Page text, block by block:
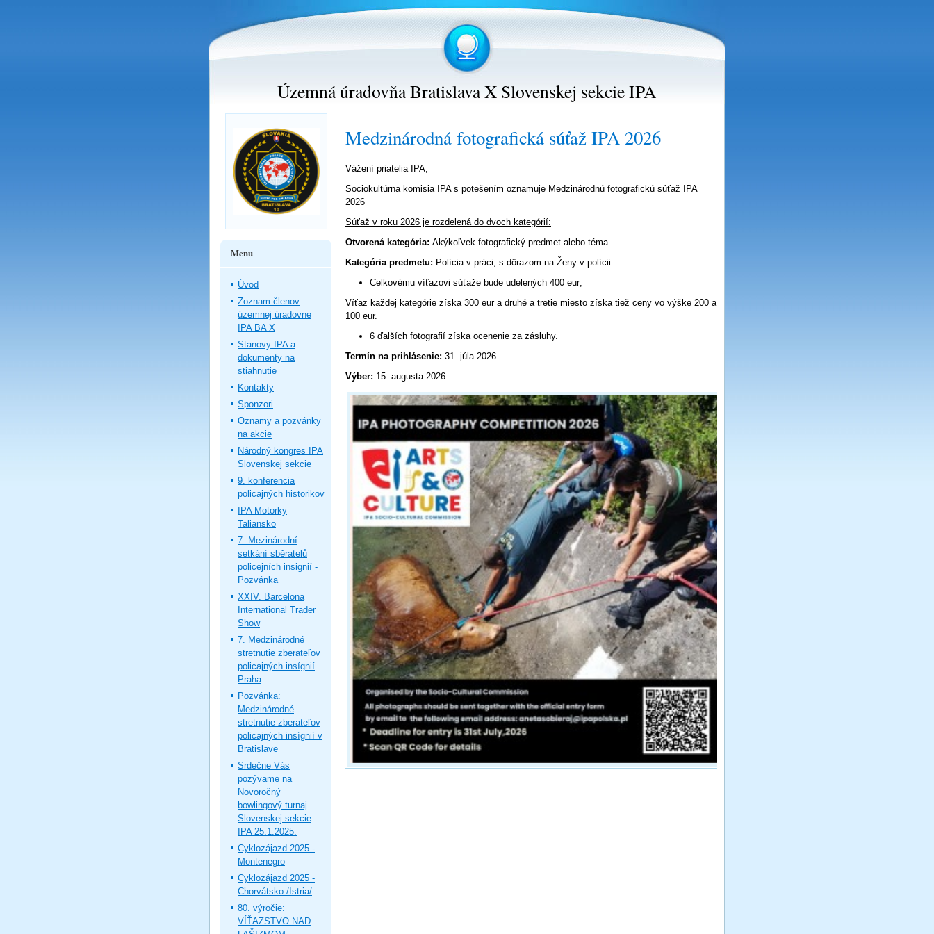
Územná úradovňa Bratislava X Slovenskej sekcie IPA
Medzinárodná fotografická súťaž IPA 2026
Vážení priatelia IPA,
Sociokultúrna komisia IPA s potešením oznamuje Medzinárodnú fotografickú súťaž IPA
2026
Súťaž v roku 2026 je rozdelená do dvoch kategórií:
Otvorená kategória: Akýkoľvek fotografický predmet alebo téma
Kategória predmetu: Polícia v práci, s dôrazom na Ženy v polícii
Celkovému víťazovi súťaže bude udelených 400 eur;
Víťaz každej kategórie získa 300 eur a druhé a tretie miesto získa tiež ceny vo výške 200 a
100 eur.
6 ďalších fotografií získa ocenenie za zásluhy.
Termín na prihlásenie: 31. júla 2026
Výber: 15. augusta 2026
Menu
Úvod
Zoznam členov
územnej úradovne
IPA BA X
Stanovy IPA a
dokumenty na
stiahnutie
Kontakty
Sponzori
Oznamy a pozvánky
na akcie
Národný kongres IPA
Slovenskej sekcie
9. konferencia
policajných historikov
IPA Motorky
Taliansko
7. Mezinárodní
setkání sběratelů
policejních insignií -
Pozvánka
XXIV. Barcelona
International Trader
Show
7. Medzinárodné
stretnutie zberateľov
policajných insígnií
Praha
Pozvánka:
Medzinárodné
stretnutie zberateľov
policajných insígnií v
Bratislave
Srdečne Vás
pozývame na
Novoročný
bowlingový turnaj
Slovenskej sekcie
IPA 25.1.2025.
Cyklozájazd 2025 -
Montenegro
Cyklozájazd 2025 -
Chorvátsko /Istria/
80. výročie:
VÍŤAZSTVO NAD